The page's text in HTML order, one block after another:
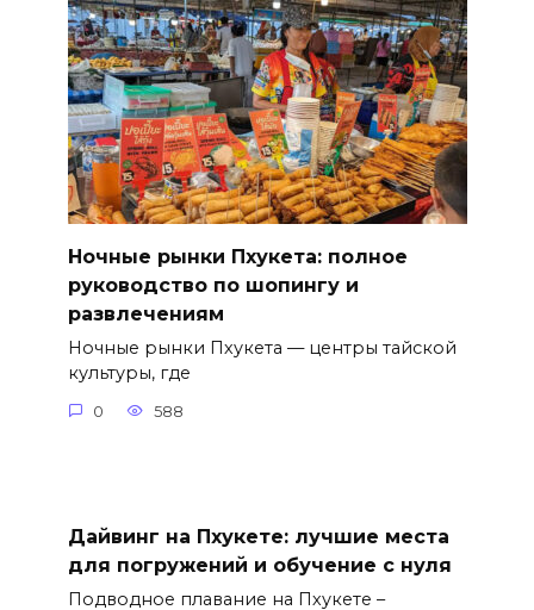
Ночные рынки Пхукета: полное
руководство по шопингу и
развлечениям
Ночные рынки Пхукета — центры тайской
культуры, где
0 588
Дайвинг на Пхукете: лучшие места
для погружений и обучение с нуля
Подводное плавание на Пхукете –